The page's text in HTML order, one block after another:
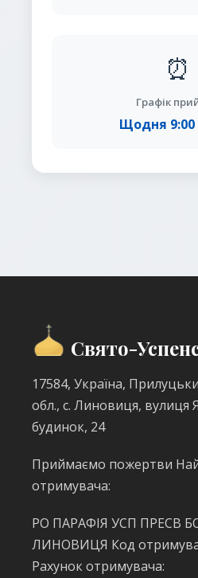
⏰
Графік
Щодня 9:00
Свято-
17584, Україна,
обл., с. Линовиця, вулиця
будинок, 24
Приймаємо пожертви
отримувача:
РО ПАРАФІЯ УСП ПРЕСВ
ЛИНОВИЦЯ Код
Рахунок отримувача: